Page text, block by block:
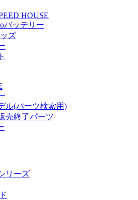
HOUSE
バッテリー
ズ
ル(パーツ検索用)
売終了パーツ
リーズ